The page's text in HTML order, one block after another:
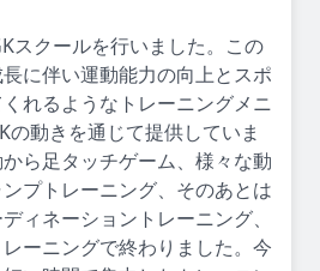
スクールを行いました。この
に伴い運動能力の向上とスポ
れるようなトレーニングメニ
の動きを通じて提供していま
ら足タッチゲーム、様々な動
プトレーニング、そのあとは
ィネーショントレーニング、
ーニングで終わりました。今